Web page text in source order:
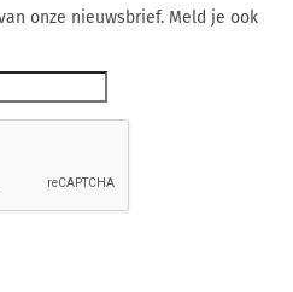
onze nieuwsbrief. Meld je ook